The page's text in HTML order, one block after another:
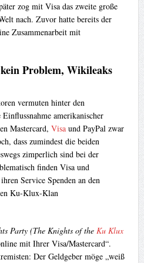
zog mit Visa das zweite große
nach. Zuvor hatte bereits der
Zusammenarbeit mit
Problem, Wikileaks
vermuten hinter den
amerikanischer
Mastercard, Visaund PayPal zwar
dass zumindest die beiden
zimperlich sind bei der
finden Visa und
Service Spenden an den
Ku-Klux-Klan
Party (The Knights of the Ku Klux
mit Ihrer Visa/Mastercard“.
Der Geldgeber möge „weiß